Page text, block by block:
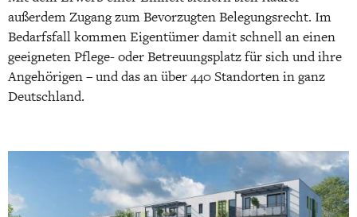
außerdem Zugang zum Bevorzugten Belegungsrecht. Im
Bedarfsfall kommen Eigentümer damit schnell an einen
geeigneten Pflege- oder Betreuungsplatz für sich und ihre
Angehörigen – und das an über 440 Standorten in ganz
Deutschland.